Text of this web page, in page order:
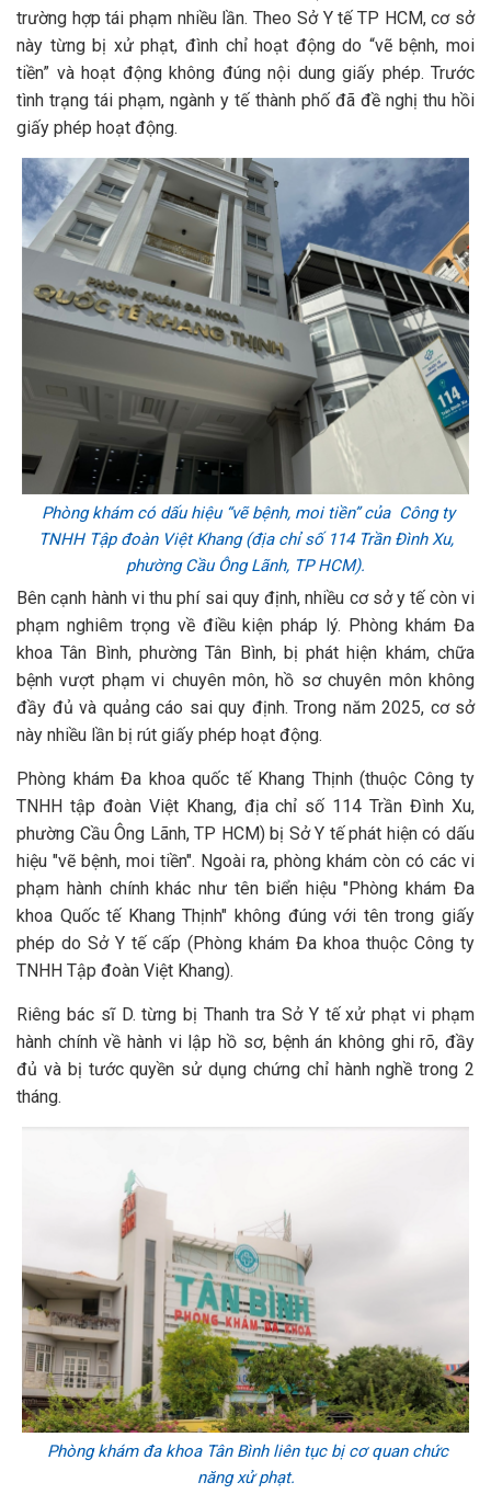
trường hợp tái phạm nhiều lần. Theo Sở Y tế TP HCM, cơ sở
này từng bị xử phạt, đình chỉ hoạt động do “vẽ bệnh, moi
tiền” và hoạt động không đúng nội dung giấy phép. Trước
tình trạng tái phạm, ngành y tế thành phố đã đề nghị thu hồi
giấy phép hoạt động.
Phòng khám có dấu hiệu “vẽ bệnh, moi tiền” của Công ty
TNHH Tập đoàn Việt Khang (địa chỉ số 114 Trần Đình Xu,
phường Cầu Ông Lãnh, TP HCM).
Bên cạnh hành vi thu phí sai quy định, nhiều cơ sở y tế còn vi
phạm nghiêm trọng về điều kiện pháp lý. Phòng khám Đa
khoa Tân Bình, phường Tân Bình, bị phát hiện khám, chữa
bệnh vượt phạm vi chuyên môn, hồ sơ chuyên môn không
đầy đủ và quảng cáo sai quy định. Trong năm 2025, cơ sở
này nhiều lần bị rút giấy phép hoạt động.
Phòng khám Đa khoa quốc tế Khang Thịnh (thuộc Công ty
TNHH tập đoàn Việt Khang, địa chỉ số 114 Trần Đình Xu,
phường Cầu Ông Lãnh, TP HCM) bị Sở Y tế phát hiện có dấu
hiệu "vẽ bệnh, moi tiền". Ngoài ra, phòng khám còn có các vi
phạm hành chính khác như tên biển hiệu "Phòng khám Đa
khoa Quốc tế Khang Thịnh" không đúng với tên trong giấy
phép do Sở Y tế cấp (Phòng khám Đa khoa thuộc Công ty
TNHH Tập đoàn Việt Khang).
Riêng bác sĩ D. từng bị Thanh tra Sở Y tế xử phạt vi phạm
hành chính về hành vi lập hồ sơ, bệnh án không ghi rõ, đầy
đủ và bị tước quyền sử dụng chứng chỉ hành nghề trong 2
tháng.
Phòng khám đa khoa Tân Bình liên tục bị cơ quan chức
năng xử phạt.